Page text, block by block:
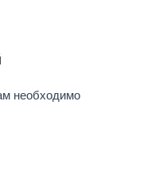
необходимо